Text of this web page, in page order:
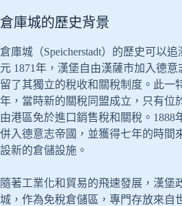
倉庫城的歷史背景
倉庫城（Speicherstadt）的歷史可以
元 1871年，漢堡自由漢薩市加入德
留了其獨立的稅收和關稅制度。此一
年，當時新的關稅同盟成立，只有位
由港區免於進口銷售稅和關稅。1888
併入德意志帝國，並獲得七年的時間
設新的倉儲設施。
隨著工業化和貿易的飛速發展，漢堡
城，作為免稅倉儲區，專門存放來自